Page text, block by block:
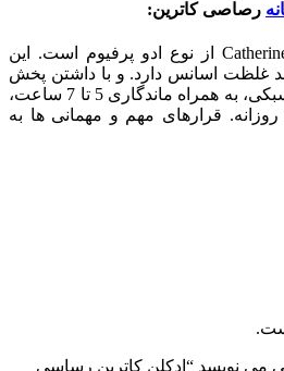
رصاصی کاترین:
رساسی مدل Catherine از نوع ادو پرفیوم است. این
15 تا 20 درصد غلظت اسانس دارد. و با داشتن پخش
بوی بسیارخوب، ملایمت و سبکی، به همراه ماندگاری 5 تا 7 ساعت،
روزانه. قرارهای مهم و مهمانی ها به
می نویسد “ادکلن کاترین رساسی